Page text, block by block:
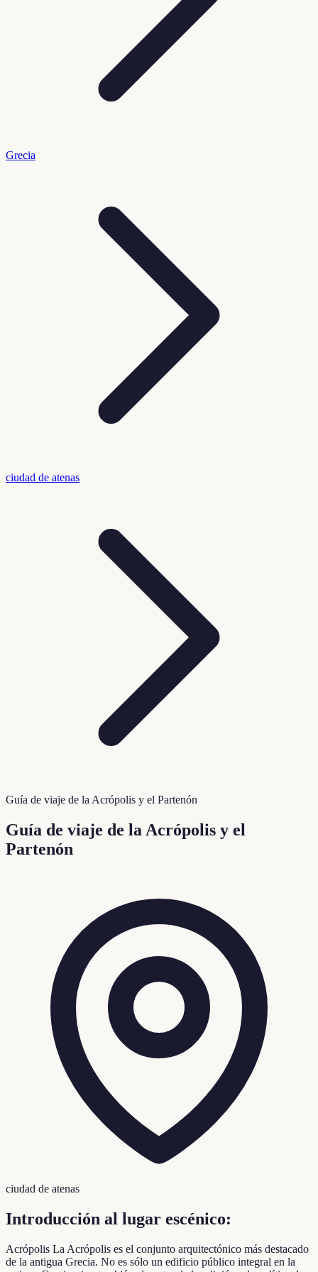
Grecia
ciudad de atenas
Guía de viaje de la Acrópolis y el Partenón
Guía de viaje de la Acrópolis y el
Partenón
ciudad de atenas
Introducción al lugar escénico:
Acrópolis La Acrópolis es el conjunto arquitectónico más destacado
de la antigua Grecia. No es sólo un edificio público integral en la